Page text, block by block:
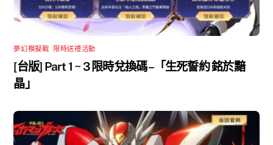
夢幻模擬戰 限時送禮活動
[台版] Part 1 ~ 3 限時兌換碼 –「生死誓約 銘於黯
晶」